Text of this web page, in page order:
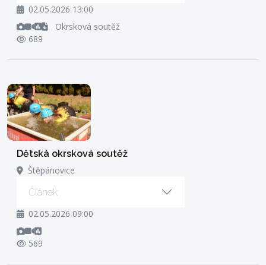
02.05.2026 13:00
Okrsková soutěž
689
Dětská okrsková soutěž
Štěpánovice
Článek
02.05.2026 09:00
569